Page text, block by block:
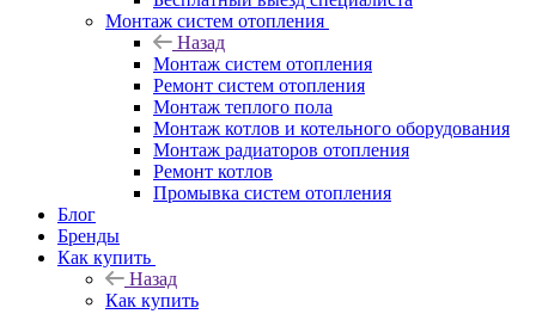
Монтаж систем отопления
Назад
Монтаж систем отопления
Ремонт систем отопления
Монтаж теплого пола
Монтаж котлов и котельного оборудования
Монтаж радиаторов отопления
Ремонт котлов
Промывка систем отопления
Блог
Бренды
Как купить
Назад
Как купить